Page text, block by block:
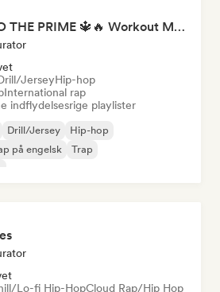
BACK TO THE PRIME 🔱🔥 Workout Motivation Playlist
JerseyHip-hop
International rap
indflydelsesrige playlister
Drill/Jersey
Hip-hop
på engelsk
Trap
Lo-fi Hip-HopCloud Rap/Hip Hop